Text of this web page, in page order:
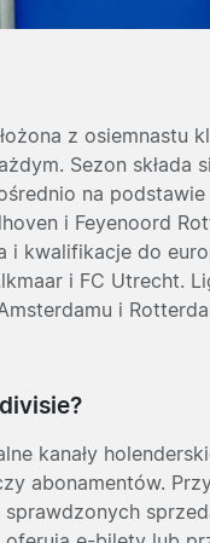
z osiemnastu
Sezon składa
na
i Feyenoord
i kwalifikacje do
i FC Utrecht.
i
kanały
abonamentów.